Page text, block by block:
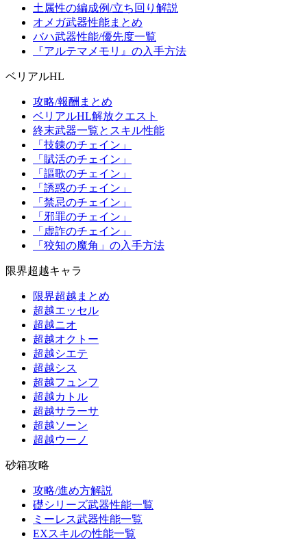
土属性の編成例/立ち回り解説
オメガ武器性能まとめ
バハ武器性能/優先度一覧
『アルテマメモリ』の入手方法
ベリアルHL
攻略/報酬まとめ
ベリアルHL解放クエスト
終末武器一覧とスキル性能
「技錬のチェイン」
「賦活のチェイン」
「謳歌のチェイン」
「誘惑のチェイン」
「禁忌のチェイン」
「邪罪のチェイン」
「虚詐のチェイン」
「狡知の魔角」の入手方法
限界超越キャラ
限界超越まとめ
超越エッセル
超越ニオ
超越オクトー
超越シエテ
超越シス
超越フュンフ
超越カトル
超越サラーサ
超越ソーン
超越ウーノ
砂箱攻略
攻略/進め方解説
礎シリーズ武器性能一覧
ミーレス武器性能一覧
EXスキルの性能一覧